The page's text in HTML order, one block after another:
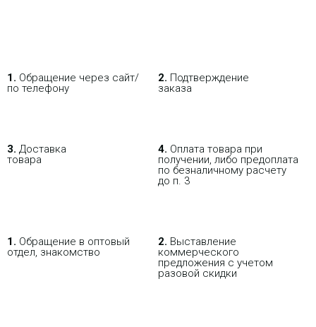
1. Обращение через сайт/
по телефону
2. Подтверждение
заказа
3. Доставка
товара
4. Оплата товара при
получении, либо предоплата
по безналичному расчету
до п. 3
1. Обращение в оптовый
отдел, знакомство
2. Выставление
коммерческого
предложения с учетом
разовой скидки